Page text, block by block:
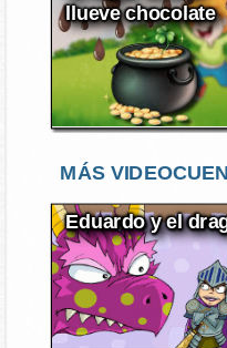
llueve chocolate
MÁS
Eduardo y el